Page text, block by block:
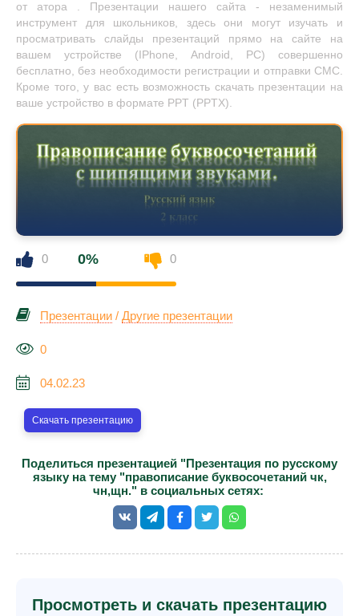
от атора . Презентации нашего сайта - незаменимый
инструмент для школьников, здесь они могут изучать и
просматривать слайды презентаций прямо на сайте на
вашем устройстве (IPhone, Android, PC) совершенно
бесплатно, без необходимости регистрации и отправки СМС.
Кроме того, у вас есть возможность скачать презентации на
ваше устройство в формате PPT (PPTX).
0 0% 0
Презентации / Другие презентации
0
04.02.23
Скачать презентацию
Поделиться презентацией "Презентация по русскому
языку на тему "правописание буквосочетаний чк,
чн,щн." в социальных сетях:
Просмотреть и скачать презентацию